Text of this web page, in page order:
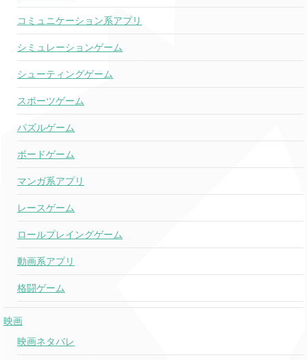
コミュニケーション系アプリ
シミュレーションゲーム
シューティングゲーム
スポーツゲーム
パズルゲーム
ボードゲーム
マンガ系アプリ
レースゲーム
ロールプレイングゲーム
動画系アプリ
格闘ゲーム
映画
映画ネタバレ